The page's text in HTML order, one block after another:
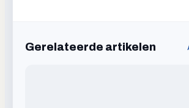
Gerelateerde artikelen